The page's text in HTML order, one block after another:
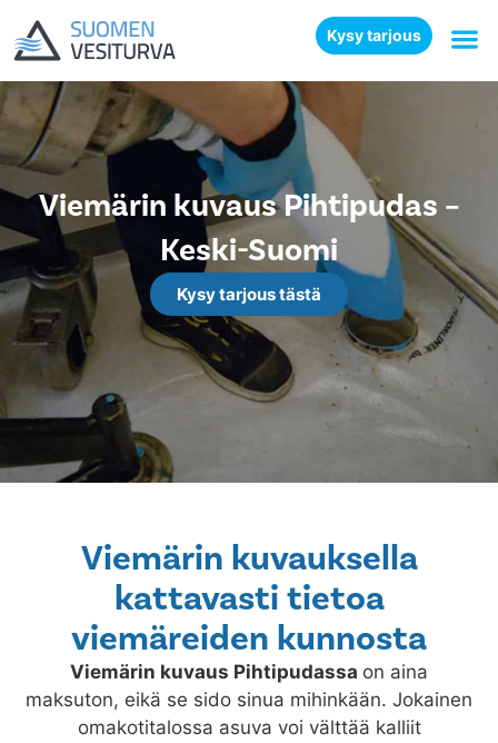
Kysy tarjous
Viemärin kuvaus Pihtipudas –
Keski-Suomi
Kysy tarjous tästä
Viemärin kuvauksella
kattavasti tietoa
viemäreiden kunnosta
Viemärin kuvaus Pihtipudassa on aina
maksuton, eikä se sido sinua mihinkään. Jokainen
omakotitalossa asuva voi välttää kalliit